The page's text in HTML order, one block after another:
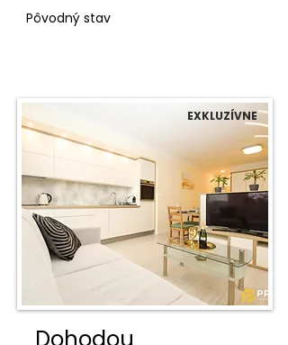
Pôvodný stav
EXKLUZÍVNE